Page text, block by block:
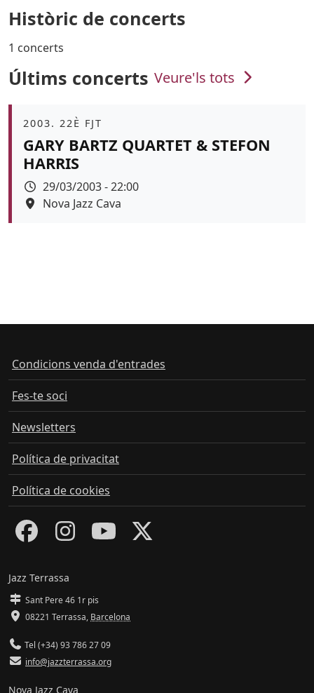
Històric de concerts
1 concerts
Últims concerts Veure'ls tots
Àmbit
2003. 22È FJT
GARY BARTZ QUARTET & STEFON
HARRIS
Data
29/03/2003 - 22:00
Espai
Nova Jazz Cava
Condicions venda d'entrades
Fes-te soci
Newsletters
Política de privacitat
Política de cookies
Jazz Terrassa
Sant Pere 46 1r pis
08221 Terrassa, Barcelona
Tel (+34) 93 786 27 09
info@jazzterrassa.org
Nova Jazz Cava